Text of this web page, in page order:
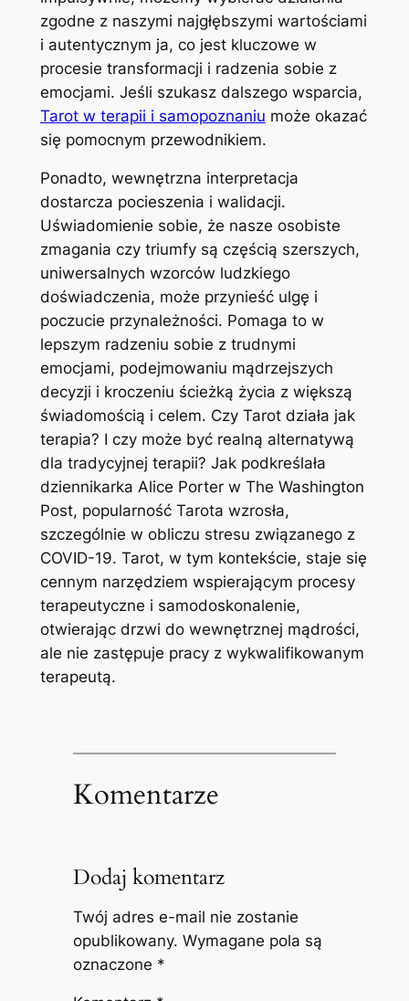
zgodne z naszymi najgłębszymi wartościami
i autentycznym ja, co jest kluczowe w
procesie transformacji i radzenia sobie z
emocjami. Jeśli szukasz dalszego wsparcia,
Tarot w terapii i samopoznaniu może okazać
się pomocnym przewodnikiem.
Ponadto, wewnętrzna interpretacja
dostarcza pocieszenia i walidacji.
Uświadomienie sobie, że nasze osobiste
zmagania czy triumfy są częścią szerszych,
uniwersalnych wzorców ludzkiego
doświadczenia, może przynieść ulgę i
poczucie przynależności. Pomaga to w
lepszym radzeniu sobie z trudnymi
emocjami, podejmowaniu mądrzejszych
decyzji i kroczeniu ścieżką życia z większą
świadomością i celem. Czy Tarot działa jak
terapia? I czy może być realną alternatywą
dla tradycyjnej terapii? Jak podkreślała
dziennikarka Alice Porter w The Washington
Post, popularność Tarota wzrosła,
szczególnie w obliczu stresu związanego z
COVID-19. Tarot, w tym kontekście, staje się
cennym narzędziem wspierającym procesy
terapeutyczne i samodoskonalenie,
otwierając drzwi do wewnętrznej mądrości,
ale nie zastępuje pracy z wykwalifikowanym
terapeutą.
Komentarze
Dodaj komentarz
Twój adres e-mail nie zostanie
opublikowany. Wymagane pola są
oznaczone *